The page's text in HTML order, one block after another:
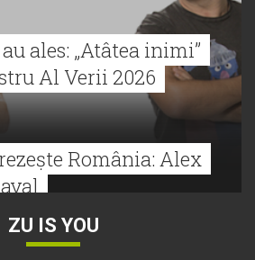
ales: „Atâtea inimi”
Al Verii 2026
România: Alex
ZU IS YOU